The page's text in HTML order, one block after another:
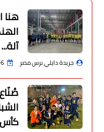
هنا
جريدة دايلي برس مصر 06